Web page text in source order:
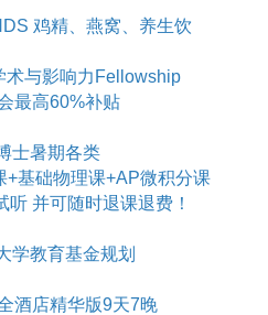
鸡精、燕窝、养生饮
术与影响力Fellowship
最高60%补贴
士暑期各类
+基础物理课+AP微积分课
并可随时退课退费！
学教育基金规划
酒店精华版9天7晚